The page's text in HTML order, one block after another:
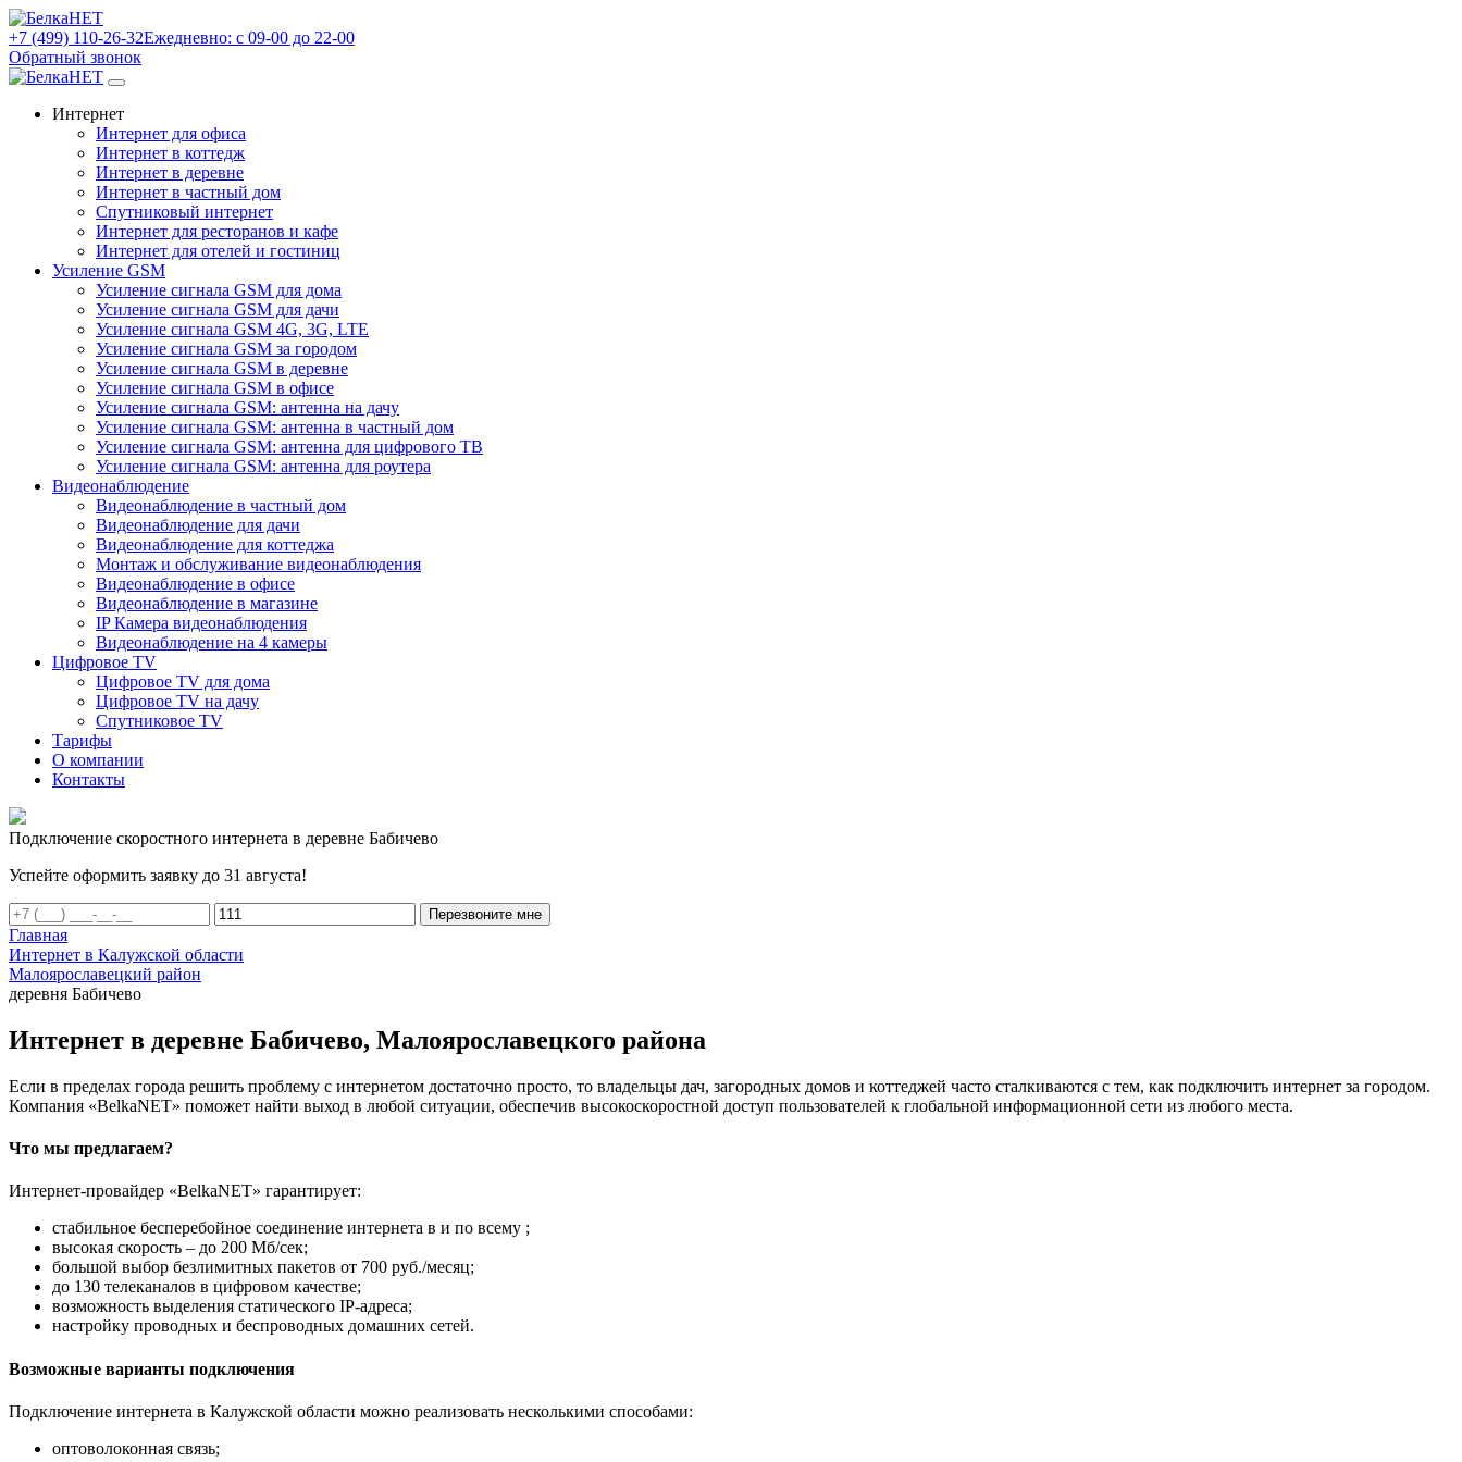
+7 (499) 110-26-32Ежедневно: с 09-00 до 22-00
Обратный звонок
Интернет
Интернет для офиса
Интернет в коттедж
Интернет в деревне
Интернет в частный дом
Спутниковый интернет
Интернет для ресторанов и кафе
Интернет для отелей и гостиниц
Усиление GSM
Усиление сигнала GSM для дома
Усиление сигнала GSM для дачи
Усиление сигнала GSM 4G, 3G, LTE
Усиление сигнала GSM за городом
Усиление сигнала GSM в деревне
Усиление сигнала GSM в офисе
Усиление сигнала GSM: антенна на дачу
Усиление сигнала GSM: антенна в частный дом
Усиление сигнала GSM: антенна для цифрового ТВ
Усиление сигнала GSM: антенна для роутера
Видеонаблюдение
Видеонаблюдение в частный дом
Видеонаблюдение для дачи
Видеонаблюдение для коттеджа
Монтаж и обслуживание видеонаблюдения
Видеонаблюдение в офисе
Видеонаблюдение в магазине
IP Камера видеонаблюдения
Видеонаблюдение на 4 камеры
Цифровое TV
Цифровое TV для дома
Цифровое TV на дачу
Спутниковое TV
Тарифы
О компании
Контакты
Подключение скоростного интернета в деревне Бабичево
Успейте оформить заявку до 31 августа!
Перезвоните мне
Главная
Интернет в Калужской области
Малоярославецкий район
деревня Бабичево
Интернет в деревне Бабичево, Малоярославецкого района
Если в пределах города решить проблему с интернетом достаточно просто, то владельцы дач, загородных домов и коттеджей часто сталкиваются с тем, как подключить интернет за городом.
Компания «BelkaNET» поможет найти выход в любой ситуации, обеспечив высокоскоростной доступ пользователей к глобальной информационной сети из любого места.
Что мы предлагаем?
Интернет-провайдер «BelkaNET» гарантирует:
стабильное бесперебойное соединение интернета в и по всему ;
высокая скорость – до 200 Мб/сек;
большой выбор безлимитных пакетов от 700 руб./месяц;
до 130 телеканалов в цифровом качестве;
возможность выделения статического IP-адреса;
настройку проводных и беспроводных домашних сетей.
Возможные варианты подключения
Подключение интернета в Калужской области можно реализовать несколькими способами:
оптоволоконная связь;